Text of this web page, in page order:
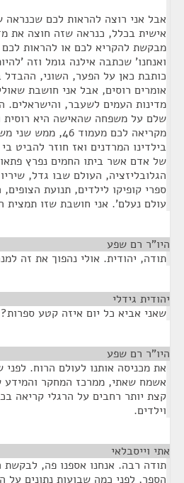
אבל אני רוצה להראות לכם שכנראה
אישית בכלל, כנראה שזה חוצה את
מבקשת להקריא לכם או להראות
ואנחנו' שכתבה אילנה גומל וזה
כותבת כאן על הפער, השוני, ההבדל
אומרים רוסים, אבל אני חושבת
מדינות העמים לשעבר, והישראלים.
שלם על משפחה שהאישה היא רוסית
מקריאה לכם מעמוד
בילדינו המרדנים ואז חוזר להביט
של אדם אשר ביתו החמים נפרץ
הגלובליזציה, העולם שבו גדל,
ספרי קופיקו לילדים, תנועת הצופים,
עולם נעלם'. אני חושבת שזו תמצית
היו"ר רם שפע
תודה, יהודית. אולי נהפוך את זה
יהודית גידלי
שאני אביא כל יום איזה קטע
היו"ר רם שפע
את מכניסה אותנו לעולם הרוח.
אשמח שאתי, ממרכז המחקר והמידע
קצת יותר רחבים על הרגלי קריאה
וילדים.
אתי וייסבלאי
תודה רבה. אנחנו אספנו פה, לבקשת
הספר, לפני כמה שבועות נתונים על